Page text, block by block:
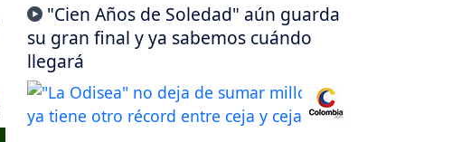
"Cien Años de Soledad" aún guarda
su gran final y ya sabemos cuándo
llegará